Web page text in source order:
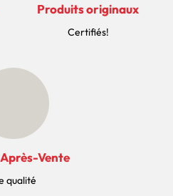
Produits originaux
Certifiés!
Vente
qualité